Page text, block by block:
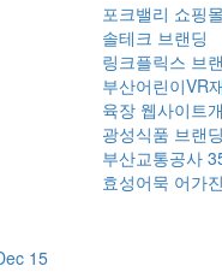
포크밸리 쇼핑
솔테크 브랜딩
링크플릭스 브
부산어린이VR
육장 웹사이트
광성식품 브랜딩
부산교통공사
효성어묵 어가
15